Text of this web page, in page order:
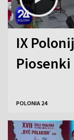
IX
Piosenki
POLONIA 24